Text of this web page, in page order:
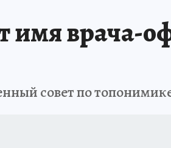
РОССИЯ ГЕРОИ В БЕЛЫХ ХАЛАТАХ
13 ТУРИСТОВ
врача-
совет по